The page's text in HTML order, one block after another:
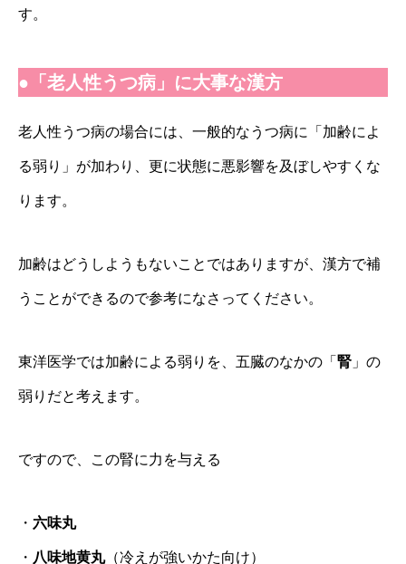
す。
●「老人性うつ病」に大事な漢方
老人性うつ病の場合には、一般的なうつ病に「加齢によ
る弱り」が加わり、更に状態に悪影響を及ぼしやすくな
ります。
加齢はどうしようもないことではありますが、漢方で補
うことができるので参考になさってください。
東洋医学では加齢による弱りを、五臓のなかの「 腎 」の
弱りだと考えます。
ですので、この腎に力を与える
・ 六味丸
・ 八味地黄丸（冷えが強いかた向け）